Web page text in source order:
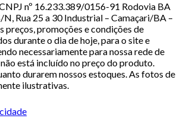
nº 16.233.389/0156-91 Rodovia BA
N, Rua 25 a 30 Industrial – Camaçari/BA –
preços, promoções e condições de
durante o dia de hoje, para o site e
necessariamente para nossa rede de
está incluído no preço do produto.
durarem nossos estoques. As fotos de
ilustrativas.